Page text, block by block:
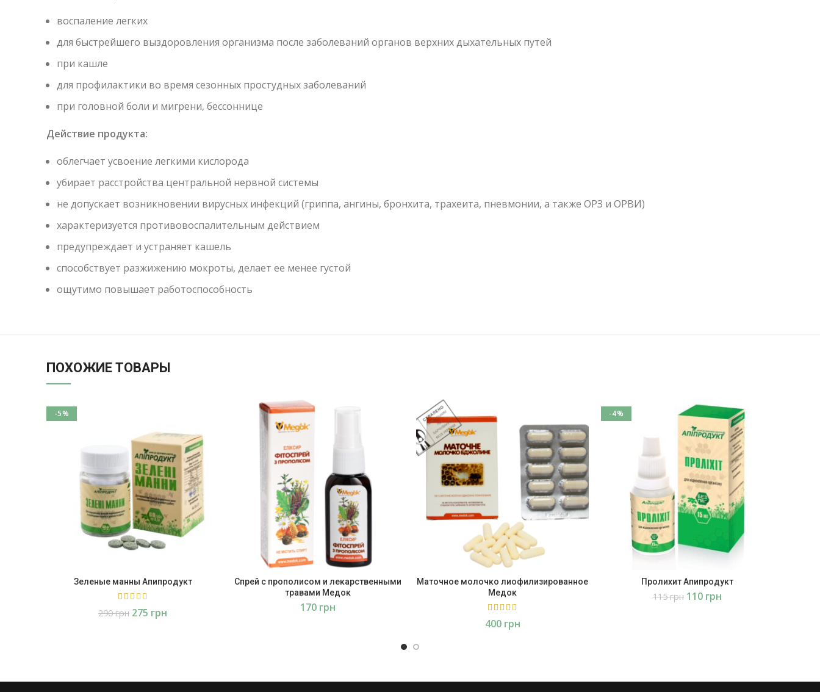
воспаление легких
для быстрейшего выздоровления организма после заболеваний органов верхних дыхательных путей
при кашле
для профилактики во время сезонных простудных заболеваний
при головной боли и мигрени, бессоннице
Действие продукта:
облегчает усвоение легкими кислорода
убирает расстройства центральной нервной системы
не допускает возникновении вирусных инфекций (гриппа, ангины, бронхита, трахеита, пневмонии, а также ОРЗ и ОРВИ)
характеризуется противовоспалительным действием
предупреждает и устраняет кашель
способствует разжижению мокроты, делает ее менее густой
ощутимо повышает работоспособность
ПОХОЖИЕ ТОВАРЫ
-5%
Зеленые манны Апипродукт
290грн 275 грн
Спрей с прополисом и лекарственными
травами Медок
грн
Маточное молочко лиофилизированное
Медок
грн
-4%
Пролихит Апипродукт
115грн 110 грн